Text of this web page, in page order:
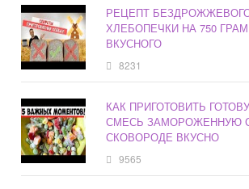
РЕЦЕПТ
ХЛЕБОПЕЧКИ НА 750
ВКУСНОГО
8231
КАК ПРИГОТОВИТЬ
СМЕСЬ ЗАМОРОЖЕННУЮ
СКОВОРОДЕ ВКУСНО
9565